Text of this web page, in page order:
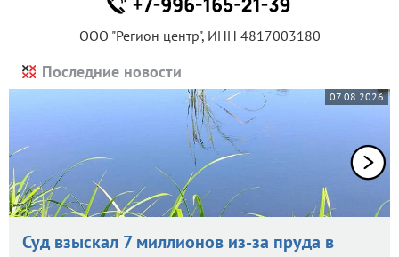
ООО "Регион центр", ИНН 4817003180
Последние новости
07.08.2026
Суд взыскал 7 миллионов из-за пруда в